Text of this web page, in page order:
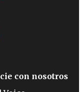
con nosotros